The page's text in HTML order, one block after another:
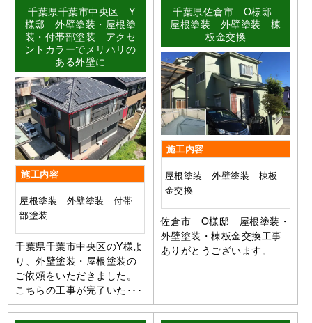
千葉県千葉市中央区 Y
様邸 外壁塗装・屋根塗
装・付帯部塗装 アクセ
ントカラーでメリハリの
ある外壁に
施工内容
屋根塗装 外壁塗装 付帯
部塗装
千葉県千葉市中央区のY様よ
り、外壁塗装・屋根塗装の
ご依頼をいただきました。
こちらの工事が完了いた･･･
千葉県佐倉市 O様邸
屋根塗装 外壁塗装 棟
板金交換
施工内容
屋根塗装 外壁塗装 棟板
金交換
佐倉市 O様邸 屋根塗装・
外壁塗装・棟板金交換工事
ありがとうございます。